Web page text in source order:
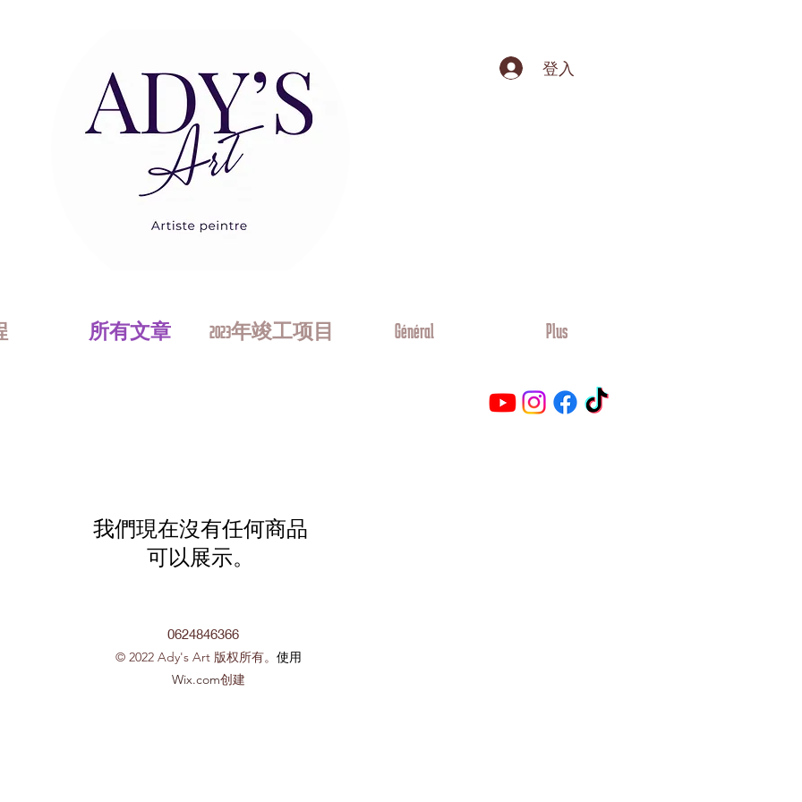
登入
所有文章 2023年竣工项目 Général Plus
我們現在沒有任何商品
可以展示。
0624846366
© 2022 Ady's Art 版权所有。 使用
Wix.com创建